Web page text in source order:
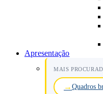
Apresentação
MAIS
Quadros